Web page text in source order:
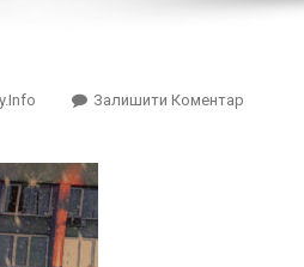
Залишити КоментарOn